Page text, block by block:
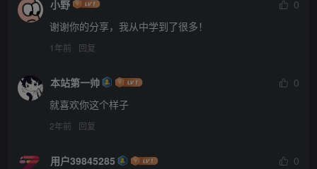
小野
0
谢谢你的分享，我从中学到了很多！
1年前 回复
本站第一帅
0
就喜欢你这个样子
2年前 回复
用户39845285
0